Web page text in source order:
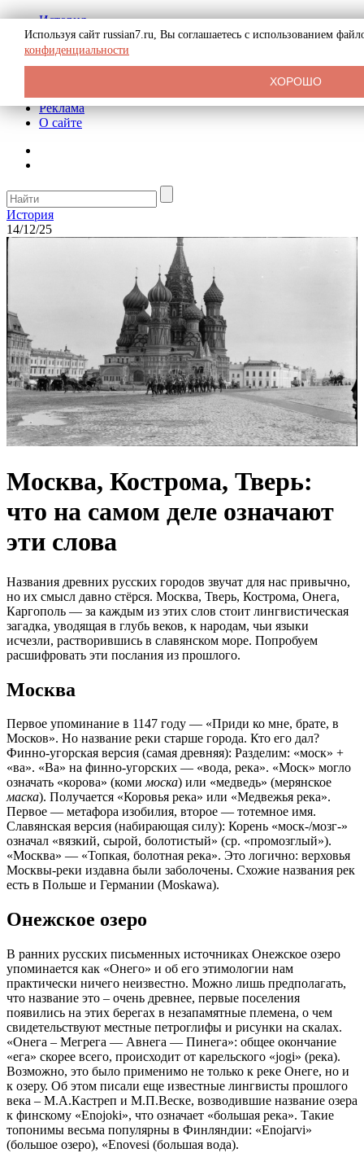
История
Биография
Криминал
СССР
Реклама
О сайте
История
14/12/25
Москва, Кострома, Тверь:
что на самом деле означают
эти слова
Названия древних русских городов звучат для нас привычно,
но их смысл давно стёрся. Москва, Тверь, Кострома, Онега,
Каргополь — за каждым из этих слов стоит лингвистическая
загадка, уводящая в глубь веков, к народам, чьи языки
исчезли, растворившись в славянском море. Попробуем
расшифровать эти послания из прошлого.
Москва
Первое упоминание в 1147 году — «Приди ко мне, брате, в
Москов». Но название реки старше города. Кто его дал?
Финно-угорская версия (самая древняя): Разделим: «моск» +
«ва». «Ва» на финно-угорских — «вода, река». «Моск» могло
означать «корова» (комимоска) или «медведь» (мерянское
маска). Получается «Коровья река» или «Медвежья река».
Первое — метафора изобилия, второе — тотемное имя.
Славянская версия (набирающая силу): Корень «моск-/мозг-»
означал «вязкий, сырой, болотистый» (ср. «промозглый»).
«Москва» — «Топкая, болотная река». Это логично: верховья
Москвы-реки издавна были заболочены. Схожие названия рек
есть в Польше и Германии (Moskawa).
Онежское озеро
В ранних русских письменных источниках Онежское озеро
упоминается как «Онего» и об его этимологии нам
практически ничего неизвестно. Можно лишь предполагать,
что название это – очень древнее, первые поселения
появились на этих берегах в незапамятные племена, о чем
свидетельствуют местные петроглифы и рисунки на скалах.
«Онега – Мегрега — Авнега — Пинега»: общее окончание
«eгa» скорее всего, происходит от карельского «jogi» (река).
Возможно, это было применимо не только к реке Онеге, но и
к озеру. Об этом писали еще известные лингвисты прошлого
века – М.А.Кастреп и М.П.Веске, возводившие название озера
к финскому «Enojoki», что означает «большая река». Такие
топонимы весьма популярны в Финляндии: «Enojarvi»
(большое озеро), «Enovesi (большая вода).
Используя сайт russian7.ru, Вы соглашаетесь с использованием
конфиденциальности
ХОРОШО